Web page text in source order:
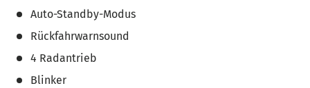
Auto-Standby-Modus
Rückfahrwarnsound
4 Radantrieb
Blinker